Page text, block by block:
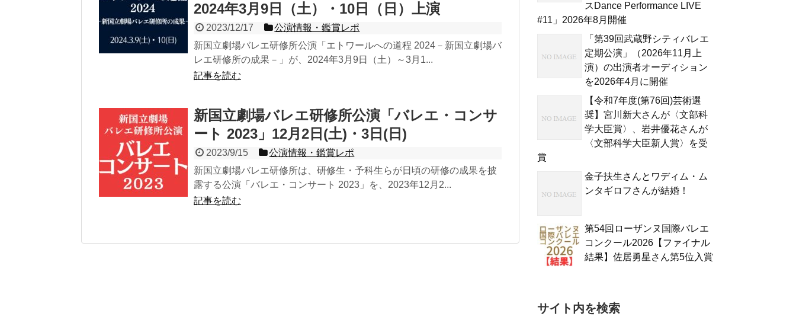
2024年3月9日（土）・10日（日）上演
2023/12/17
公演情報・鑑賞レポ
新国立劇場バレエ研修所公演「エトワールへの道程 2024－新国立劇場バ
レエ研修所の成果－」が、2024年3月9日（土）～3月1...
記事を読む
新国立劇場バレエ研修所公演「バレエ・コンサ
ート 2023」12月2日(土)・3日(日)
2023/9/15
公演情報・鑑賞レポ
新国立劇場バレエ研修所は、研修生・予科生らが日頃の研修の成果を披
露する公演「バレエ・コンサート 2023」を、2023年12月2...
記事を読む
スDance Performance LIVE
#11」2026年8月開催
「第39回武蔵野シティバレエ
定期公演」（2026年11月上
演）の出演者オーディション
を2026年4月に開催
【令和7年度(第76回)芸術選
奨】宮川新大さんが〈文部科
学大臣賞〉、岩井優花さんが
〈文部科学大臣新人賞〉を受
賞
金子扶生さんとワディム・ム
ンタギロフさんが結婚！
第54回ローザンヌ国際バレエ
コンクール2026【ファイナル
結果】佐居勇星さん第5位入賞
サイト内を検索